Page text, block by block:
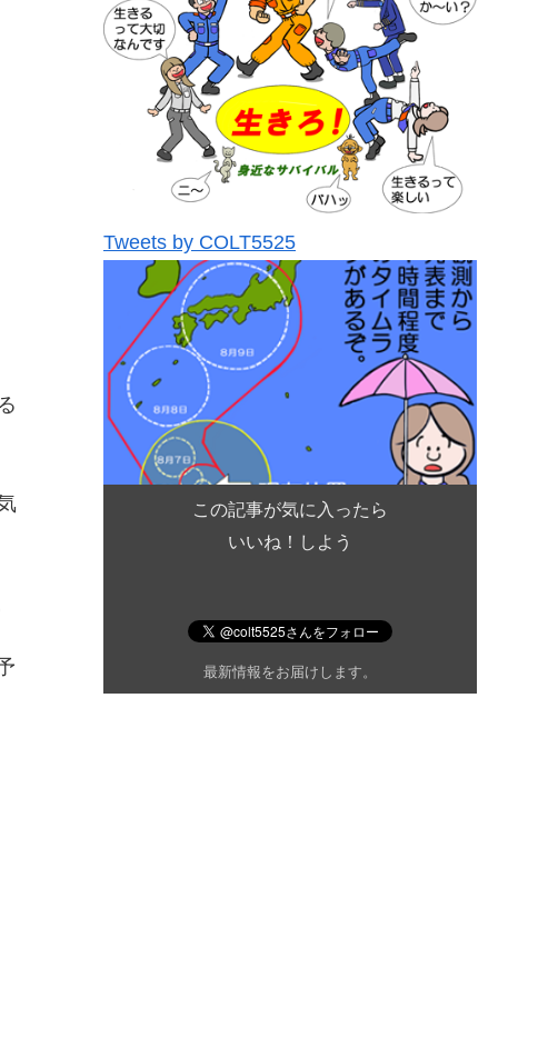
Tweets by COLT5525
この記事が気に入ったら
いいね！しよう
最新情報をお届けします。